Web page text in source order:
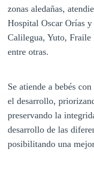
zonas aledañas,
Hospital Oscar Orías
Calilegua, Yuto,
entre otras.
Se atiende a bebés
el desarrollo,
preservando la
desarrollo de las
posibilitando una